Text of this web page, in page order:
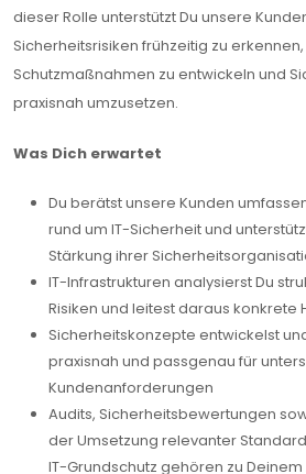
dieser Rolle unterstützt Du unsere
Sicherheitsrisiken frühzeitig zu
Schutzmaßnahmen zu entwickeln und
praxisnah umzusetzen.
Was Dich erwartet
Du berätst unsere Kunden
rund um IT-Sicherheit und
Stärkung ihrer
IT-Infrastrukturen analysierst Du
Risiken und leitest daraus
Sicherheitskonzepte entwickelst
praxisnah und passgenau für
Kundenanforderungen
Audits, Sicherheitsbewertungen
der Umsetzung relevanter
IT-Grundschutz gehören zu